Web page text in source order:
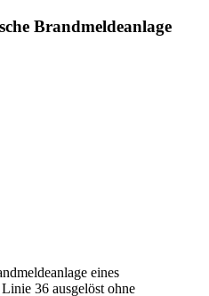
Brandmeldeanlage
eines
36 ausgelöst ohne